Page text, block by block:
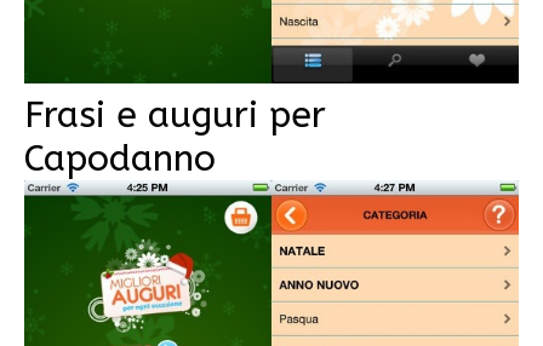
Frasi e auguri per
Capodanno